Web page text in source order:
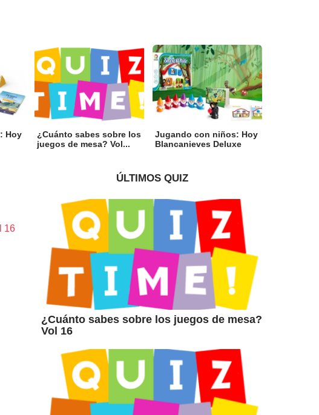
Hoy
¿Cuánto sabes sobre los
juegos de mesa? Vol...
Jugando con niños: Hoy
Blancanieves Deluxe
16
ÚLTIMOS QUIZ
¿Cuánto sabes sobre los juegos de mesa?
Vol 16